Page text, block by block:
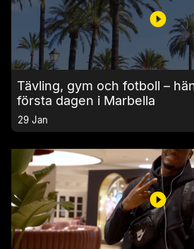
Tävling, gym och fotboll –
första dagen i Marbella
29 Jan